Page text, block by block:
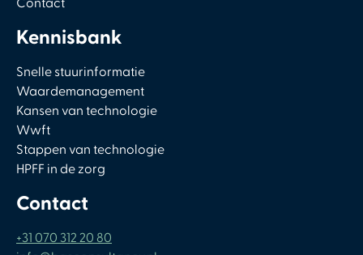
Contact
Kennisbank
Snelle stuurinformatie
Waardemanagement
Kansen van technologie
Wwft
Stappen van technologie
HPFF in de zorg
Contact
+31 070 312 20 80